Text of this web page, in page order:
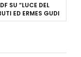
SU “LUCE DEL
ED ERMES GUDI